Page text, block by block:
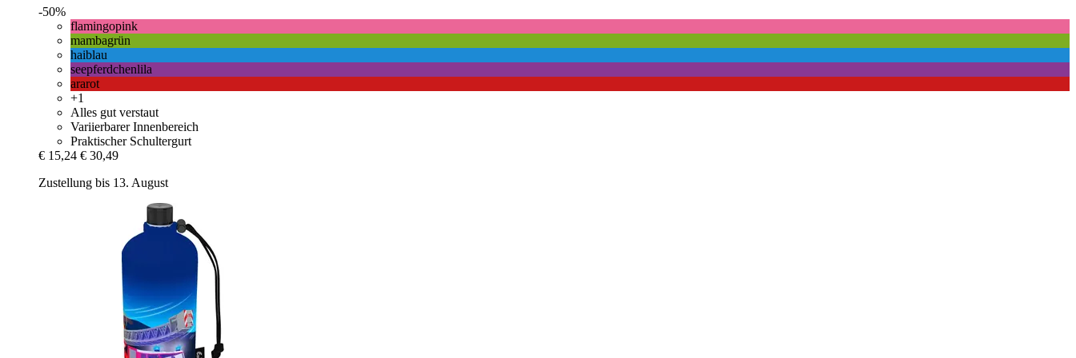
-50%
flamingopink
mambagrün
haiblau
seepferdchenlila
ararot
+1
Alles gut verstaut
Variierbarer Innenbereich
Praktischer Schultergurt
€ 15,24 € 30,49
Zustellung bis 13. August